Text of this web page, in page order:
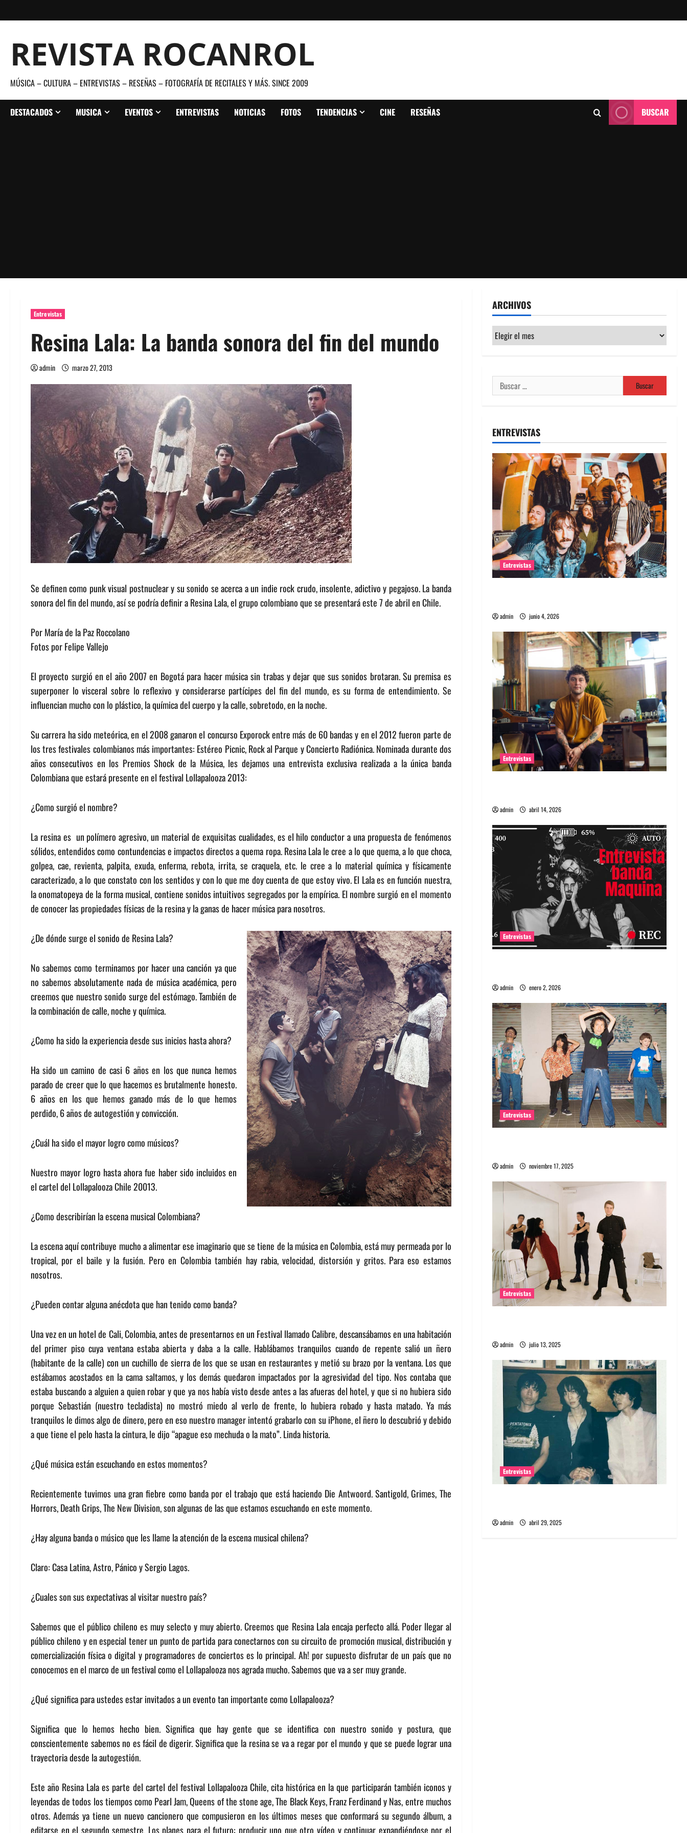
al
REVISTA ROCANROL
MÚSICA – CULTURA – ENTREVISTAS – RESEÑAS – FOTOGRAFÍA DE RECITALES Y MÁS. SINCE 2009
DESTACADOS MUSICA EVENTOS ENTREVISTAS NOTICIAS FOTOS TENDENCIAS CINE RESEÑAS BUSCAR
Entrevistas
Resina Lala: La banda sonora del fin del mundo
admin marzo 27, 2013
Se definen como punk visual postnuclear y su sonido se acerca a un indie rock crudo, insolente, adictivo y pegajoso. La banda
sonora del fin del mundo, así se podría definir a Resina Lala, el grupo colombiano que se presentará este 7 de abril en Chile.
Por María de la Paz Roccolano
Fotos por Felipe Vallejo
El proyecto surgió en el año 2007 en Bogotá para hacer música sin trabas y dejar que sus sonidos brotaran. Su premisa es
superponer lo visceral sobre lo reflexivo y considerarse partícipes del fin del mundo, es su forma de entendimiento. Se
influencian mucho con lo plástico, la química del cuerpo y la calle, sobretodo, en la noche.
Su carrera ha sido meteórica, en el 2008 ganaron el concurso Exporock entre más de 60 bandas y en el 2012 fueron parte de
los tres festivales colombianos más importantes: Estéreo Picnic, Rock al Parque y Concierto Radiónica. Nominada durante dos
años consecutivos en los Premios Shock de la Música, les dejamos una entrevista exclusiva realizada a la única banda
Colombiana que estará presente en el festival Lollapalooza 2013:
¿Como surgió el nombre?
La resina es un polímero agresivo, un material de exquisitas cualidades, es el hilo conductor a una propuesta de fenómenos
sólidos, entendidos como contundencias e impactos directos a quema ropa. Resina Lala le cree a lo que quema, a lo que choca,
golpea, cae, revienta, palpita, exuda, enferma, rebota, irrita, se craquela, etc. le cree a lo material química y físicamente
caracterizado, a lo que constato con los sentidos y con lo que me doy cuenta de que estoy vivo. El Lala es en función nuestra,
la onomatopeya de la forma musical, contiene sonidos intuitivos segregados por la empírica. El nombre surgió en el momento
de conocer las propiedades físicas de la resina y la ganas de hacer música para nosotros.
¿De dónde surge el sonido de Resina Lala?
No sabemos como terminamos por hacer una canción ya que
no sabemos absolutamente nada de música académica, pero
creemos que nuestro sonido surge del estómago. También de
la combinación de calle, noche y química.
¿Como ha sido la experiencia desde sus inicios hasta ahora?
Ha sido un camino de casi 6 años en los que nunca hemos
parado de creer que lo que hacemos es brutalmente honesto.
6 años en los que hemos ganado más de lo que hemos
perdido, 6 años de autogestión y convicción.
¿Cuál ha sido el mayor logro como músicos?
Nuestro mayor logro hasta ahora fue haber sido incluidos en
el cartel del Lollapalooza Chile 20013.
¿Como describirían la escena musical Colombiana?
La escena aquí contribuye mucho a alimentar ese imaginario que se tiene de la música en Colombia, está muy permeada por lo
tropical, por el baile y la fusión. Pero en Colombia también hay rabia, velocidad, distorsión y gritos. Para eso estamos
nosotros.
¿Pueden contar alguna anécdota que han tenido como banda?
Una vez en un hotel de Cali, Colombia, antes de presentarnos en un Festival llamado Calibre, descansábamos en una habitación
del primer piso cuya ventana estaba abierta y daba a la calle. Hablábamos tranquilos cuando de repente salió un ñero
(habitante de la calle) con un cuchillo de sierra de los que se usan en restaurantes y metió su brazo por la ventana. Los que
estábamos acostados en la cama saltamos, y los demás quedaron impactados por la agresividad del tipo. Nos contaba que
estaba buscando a alguien a quien robar y que ya nos había visto desde antes a las afueras del hotel, y que si no hubiera sido
porque Sebastián (nuestro tecladista) no mostró miedo al verlo de frente, lo hubiera robado y hasta matado. Ya más
tranquilos le dimos algo de dinero, pero en eso nuestro manager intentó grabarlo con su iPhone, el ñero lo descubrió y debido
a que tiene el pelo hasta la cintura, le dijo “apague eso mechuda o la mato”. Linda historia.
¿Qué música están escuchando en estos momentos?
Recientemente tuvimos una gran fiebre como banda por el trabajo que está haciendo Die Antwoord. Santigold, Grimes, The
Horrors, Death Grips, The New Division, son algunas de las que estamos escuchando en este momento.
¿Hay alguna banda o músico que les llame la atención de la escena musical chilena?
Claro: Casa Latina, Astro, Pánico y Sergio Lagos.
¿Cuales son sus expectativas al visitar nuestro país?
Sabemos que el público chileno es muy selecto y muy abierto. Creemos que Resina Lala encaja perfecto allá. Poder llegar al
público chileno y en especial tener un punto de partida para conectarnos con su circuito de promoción musical, distribución y
comercialización física o digital y programadores de conciertos es lo principal. Ah! por supuesto disfrutar de un país que no
conocemos en el marco de un festival como el Lollapalooza nos agrada mucho. Sabemos que va a ser muy grande.
¿Qué significa para ustedes estar invitados a un evento tan importante como Lollapalooza?
Significa que lo hemos hecho bien. Significa que hay gente que se identifica con nuestro sonido y postura, que
conscientemente sabemos no es fácil de digerir. Significa que la resina se va a regar por el mundo y que se puede lograr una
trayectoria desde la autogestión.
Este año Resina Lala es parte del cartel del festival Lollapalooza Chile, cita histórica en la que participarán también iconos y
leyendas de todos los tiempos como Pearl Jam, Queens of the stone age, The Black Keys, Franz Ferdinand y Nas, entre muchos
otros. Además ya tiene un nuevo cancionero que compusieron en los últimos meses que conformará su segundo álbum, a
editarse en el segundo semestre. Los planes para el futuro: producir uno que otro vídeo y continuar expandiéndose por el
ARCHIVOS
Archivos
Buscar:
ENTREVISTAS
Entrevistas
admin junio 4, 2026
Entrevistas
admin abril 14, 2026
Entrevistas
admin enero 2, 2026
Entrevistas
admin noviembre 17, 2025
Entrevistas
admin julio 13, 2025
Entrevistas
admin abril 29, 2025